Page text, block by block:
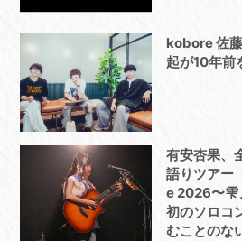
kobore 佐
起が10年前
有安杏果、
語りツアー
e 2026〜雫
初のソロコ
むことのな